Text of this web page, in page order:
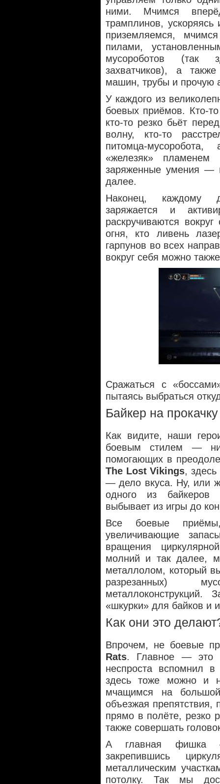
ними. Мчимся
трамплинов,
приземляемся,
пилами,
мусороботов (так
захватчиков), а
машин, трубы и прочую
У каждого из
боевых приёмов. Кто-
кто-то резко бьёт
волну, кто-то
питомца-
«железяк»
заряженные умения —
далее.
Наконец, каждому
заряжается и
раскручиваются
огня, кто ливень
гарпунов во всех
вокруг себя можно
Сражаться с
пытаясь выбраться
Байкер на прокачку
Как видите, наши
боевым стилем —
помогающих в
The Lost Vikings, здесь
— дело вкуса. Ну, или
одного из байкеров
выбывает из игры до
Все боевые
увеличивающие
вращения
молний и так далее,
металлолом, который
разрезанных)
«шкурки» для байков и
Как они это
Впрочем, не боевые
Rats. Главное — это
неспроста вспомнил
здесь тоже можно и
мчащимся на
объезжая препятствия,
прямо в полёте, резко
также совершать
А главная фишка
закрепившись
металлическим
потолку. Так мы